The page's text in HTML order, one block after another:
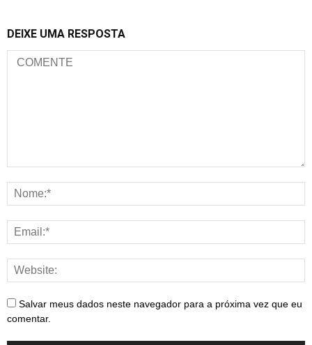
DEIXE UMA RESPOSTA
Salvar meus dados neste navegador para a próxima vez que eu
comentar.